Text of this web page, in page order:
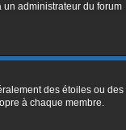
un administrateur du forum
des étoiles ou
à chaque membre.